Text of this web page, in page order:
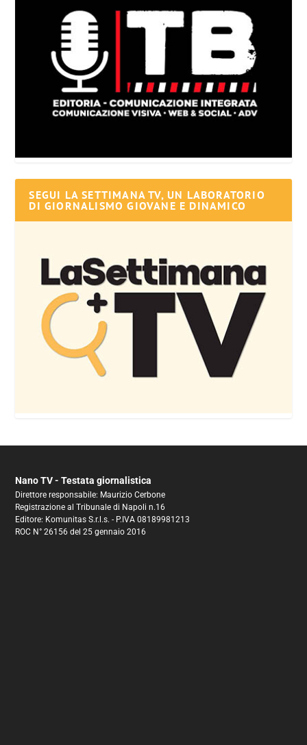
SEGUI LA SETTIMANA TV, UN LABORATORIO
DI GIORNALISMO GIOVANE E DINAMICO
Nano TV - Testata giornalistica
Direttore responsabile: Maurizio Cerbone
Registrazione al Tribunale di Napoli n.16
Editore: Komunitas S.r.l.s. - P.IVA 08189981213
ROC N° 26156 del 25 gennaio 2016